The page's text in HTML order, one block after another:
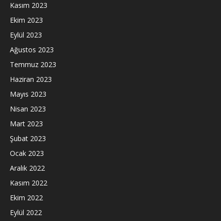
Kasım 2023
Ekim 2023
Eylül 2023
Ağustos 2023
Temmuz 2023
Haziran 2023
Mayıs 2023
Nisan 2023
Mart 2023
Şubat 2023
Ocak 2023
Aralık 2022
Kasım 2022
Ekim 2022
Eylül 2022